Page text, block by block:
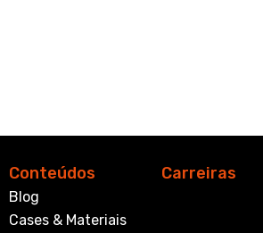
Conteúdos
Blog
Cases & Materiais
Carreiras